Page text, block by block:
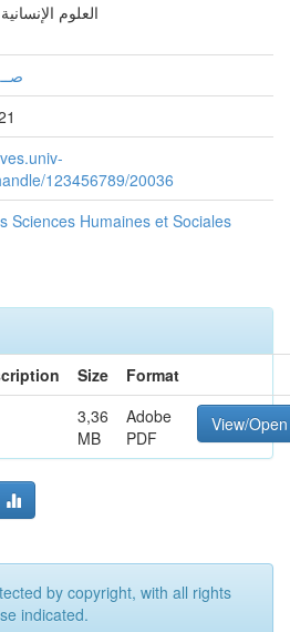
العلوم
123456789/20036
Sciences Humaines et Sociales
Size
Format
3,36
MB
Adobe
PDF
View/Open
by copyright, with all rights
indicated.